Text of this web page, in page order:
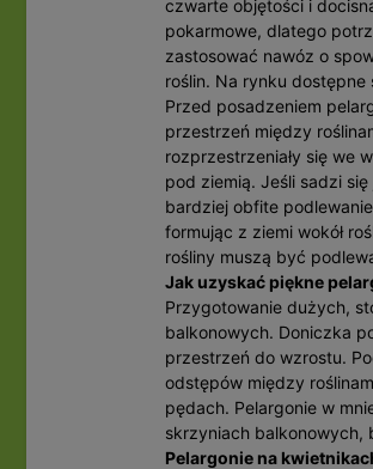
czwarte objętości i
pokarmowe, dlatego
zastosować nawóz o
roślin. Na rynku
Przed posadzeniem
przestrzeń między
rozprzestrzeniały się we
pod ziemią. Jeśli sadzi
bardziej obfite
formując z ziemi wokół
rośliny muszą być
Jak uzyskać piękne
Przygotowanie dużych,
balkonowych. Doniczka
przestrzeń do wzrostu.
odstępów między
pędach. Pelargonie w
skrzyniach balkonowych,
Pelargonie na